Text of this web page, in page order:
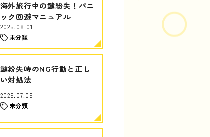
海外旅行中の鍵紛失！パニ
ック回避マニュアル
2025.08.01
未分類
鍵紛失時のNG行動と正し
い対処法
2025.07.05
未分類